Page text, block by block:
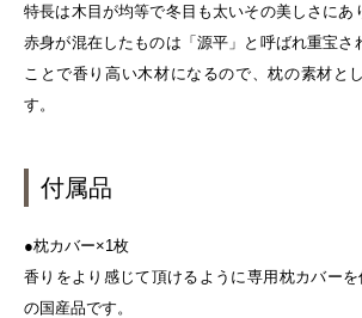
特長は木目が均等で冬目も太いその美しさにあ
赤身が混在したものは「源平」と呼ばれ重宝さ
ことで香り高い木材になるので、枕の素材と
す。
付属品
●枕カバー×1枚
香りをより感じて頂けるように専用枕カバー
の国産品です。